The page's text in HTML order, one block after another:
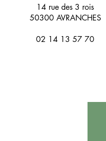
14 rue des 3 rois
50300 AVRANCHES
02 14 13 57 70